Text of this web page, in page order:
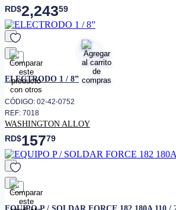
RD$2,24359
favorito
ELECTRODO 1 / 8”
CÓDIGO: 02-42-0752
REF: 7018
WASHINGTON ALLOY
RD$15779
favorito